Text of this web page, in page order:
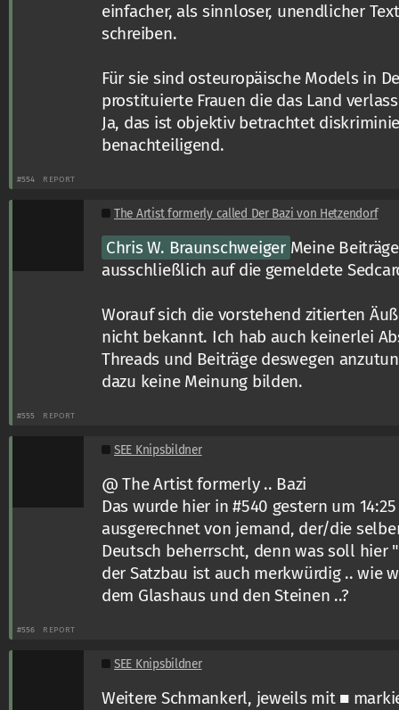
einfacher, als sinnloser, unendlicher
schreiben.
Für sie sind osteuropäische Models in
prostituierte Frauen die das Land
Ja, das ist objektiv betrachtet
benachteiligend.
#554 REPORT
The Artist formerly called Der Bazi von Hetzendorf
Chris W. Braunschweiger Meine
ausschließlich auf die gemeldete
Worauf sich die vorstehend zitierten
nicht bekannt. Ich hab auch keinerlei
Threads und Beiträge deswegen
dazu keine Meinung bilden.
#555 REPORT
SEE Knipsbildner
@ The Artist formerly .. Bazi
Das wurde hier in #540 gestern um
ausgerechnet von jemand, der/die
Deutsch beherrscht, denn was soll
der Satzbau ist auch merkwürdig .. wie
dem Glashaus und den Steinen ..?
#556 REPORT
SEE Knipsbildner
Weitere Schmankerl, jeweils mit ■